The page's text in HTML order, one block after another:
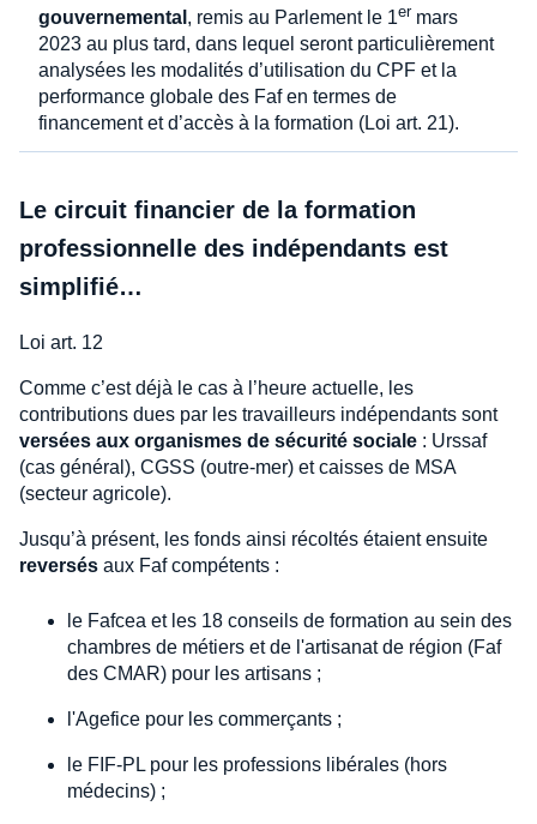
gouvernemental , remis au Parlement le 1er mars
2023 au plus tard, dans lequel seront particulièrement
analysées les modalités d’utilisation du CPF et la
performance globale des Faf en termes de
financement et d’accès à la formation (Loi art. 21).
Le circuit financier de la formation
professionnelle des indépendants est
simplifié…
Loi art. 12
Comme c’est déjà le cas à l’heure actuelle, les
contributions dues par les travailleurs indépendants sont
versées aux organismes de sécurité sociale : Urssaf
(cas général), CGSS (outre-mer) et caisses de MSA
(secteur agricole).
Jusqu’à présent, les fonds ainsi récoltés étaient ensuite
reversés aux Faf compétents :
le Fafcea et les 18 conseils de formation au sein des
chambres de métiers et de l'artisanat de région (Faf
des CMAR) pour les artisans ;
l'Agefice pour les commerçants ;
le FIF-PL pour les professions libérales (hors
médecins) ;